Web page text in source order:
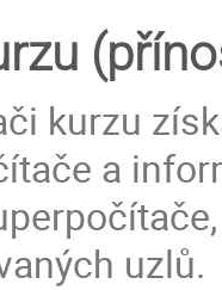
kurzu
a
uzlů.